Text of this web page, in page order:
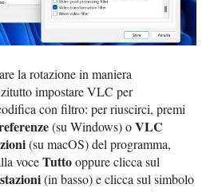
la rotazione in maniera
impostare VLC per
con filtro: per riuscirci, premi
(su Windows) oVLC
(su macOS) del programma,
voceTuttooppure clicca sul
(in basso) e clicca sul simbolo